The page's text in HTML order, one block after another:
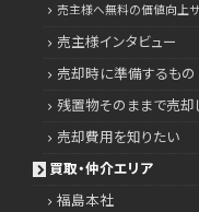
売主様へ無料の価値向上
売主様インタビュー
売却時に準備するもの
残置物そのままで売却
売却費用を知りたい
買取・仲介エリア
福島本社